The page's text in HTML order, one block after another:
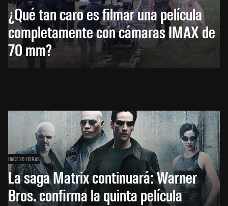
¿Qué tan caro es filmar una película
completamente con cámaras IMAX de
70 mm?
HACE 20 HORAS
La saga Matrix continuará: Warner
Bros. confirma la quinta película